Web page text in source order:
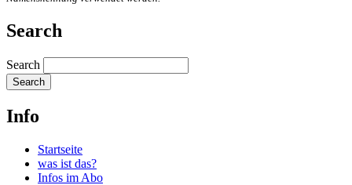
Search
Search
Info
Startseite
was ist das?
Infos im Abo